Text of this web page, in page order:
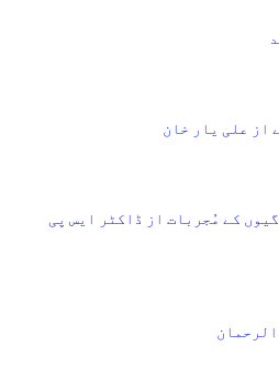
از علی یار خان
کے مُجربات از ڈاکٹر ایس پی